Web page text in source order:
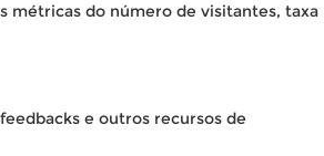
métricas do número de visitantes, taxa
e outros recursos de